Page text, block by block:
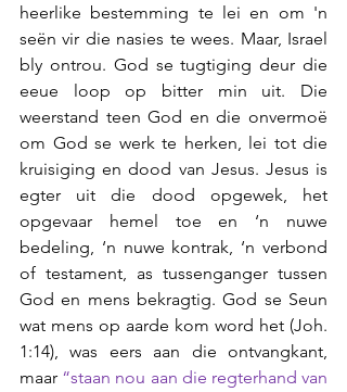
heerlike bestemming te lei en om 'n
seën vir die nasies te wees. Maar, Israel
bly ontrou. God se tugtiging deur die
eeue loop op bitter min uit. Die
weerstand teen God en die onvermoë
om God se werk te herken, lei tot die
kruisiging en dood van Jesus. Jesus is
egter uit die dood opgewek, het
opgevaar hemel toe en ‘n nuwe
bedeling, ‘n nuwe kontrak, ‘n verbond
of testament, as tussenganger tussen
God en mens bekragtig. God se Seun
wat mens op aarde kom word het (Joh.
1:14), was eers aan die ontvangkant,
maar “staan nou aan die regterhand van